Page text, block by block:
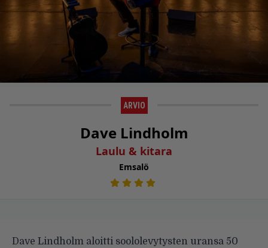
ARVIO
Dave Lindholm
Laulu & kitara
Emsalö
Dave Lindholm aloitti soololevytysten uransa 50